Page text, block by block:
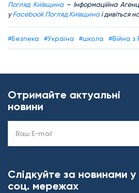
Погляд Київщина– Інформаційна
уFacebook Погляд Київщина і дивіться
#Безпека #Україна #школа #Війна з
Отримайте актуальні
новини
Слідкуйте за новинами у
соц. мережах